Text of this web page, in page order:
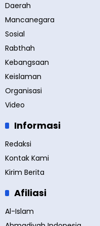
Daerah
Mancanegara
Sosial
Rabthah
Kebangsaan
Keislaman
Organisasi
Video
Informasi
Redaksi
Kontak Kami
Kirim Berita
Afiliasi
Al-Islam